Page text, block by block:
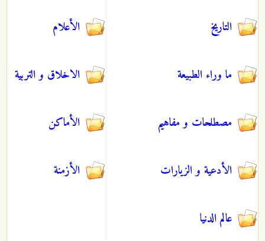
التاريخ الأعلام
ما وراء الطبيعة الاخلاق و التربية
مصطلحات و مفاهيم الأماكن
الأدعية و الزيارات الأزمنة
عالم الدنيا